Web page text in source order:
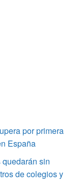
por primera
España
quedarán sin
de colegios y